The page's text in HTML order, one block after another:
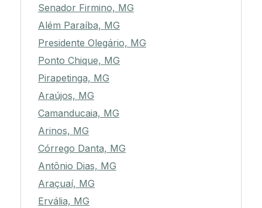
Senador Firmino, MG
Além Paraíba, MG
Presidente Olegário, MG
Ponto Chique, MG
Pirapetinga, MG
Araújos, MG
Camanducaia, MG
Arinos, MG
Córrego Danta, MG
Antônio Dias, MG
Araçuaí, MG
Ervália, MG